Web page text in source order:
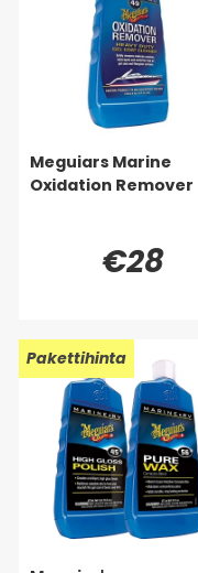
Meguiars Marine
Oxidation Remover
€28
Pakettihinta